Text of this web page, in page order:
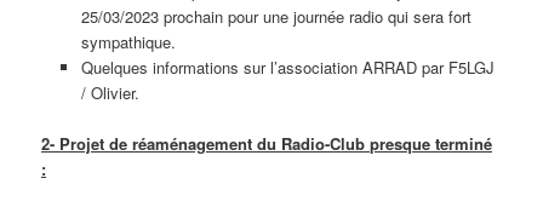
25/03/2023 prochain pour une journée radio qui sera fort
sympathique.
Quelques informations sur l’association ARRAD par F5LGJ
/ Olivier.
2- Projet de réaménagement du Radio-Club presque terminé
: